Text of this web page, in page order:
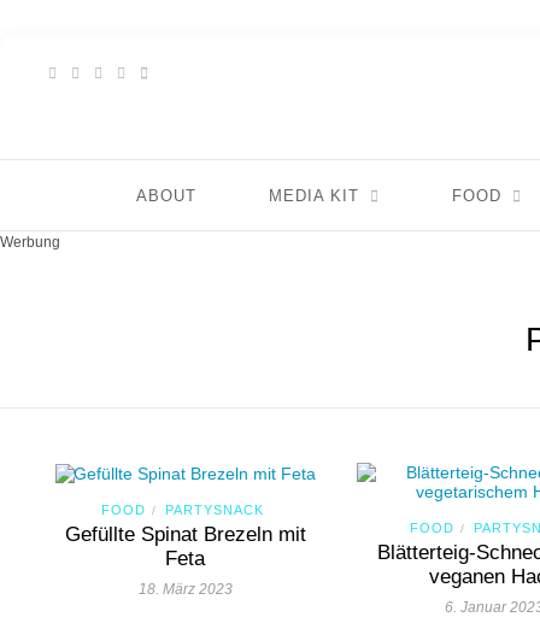
ABOUT MEDIA KIT FOOD
Werbung
FOOD / PARTYSNACK
Gefüllte Spinat Brezeln mit
Feta
18. März 2023
FOOD /
Blätterteig-
veganen
6. Januar